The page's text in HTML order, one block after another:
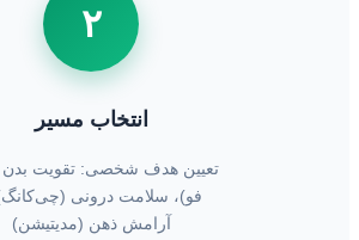
۲
انتخاب مسیر
تعیین هدف شخصی: تقویت
فو)، سلامت درونی (چی‌کانگ)
آرامش ذهن (مدیتیشن)